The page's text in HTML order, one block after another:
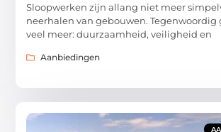
Sloopwerken zijn allang niet meer
neerhalen van gebouwen. Tegenwoordig
veel meer: duurzaamheid, veiligheid en
Aanbiedingen